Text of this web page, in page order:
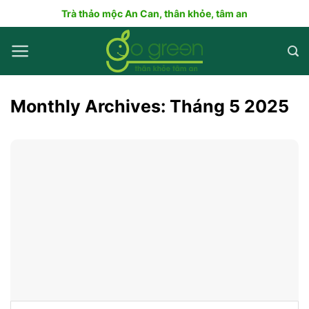
to
content
Trà thảo mộc An Can, thân khỏe, tâm an
Monthly Archives: Tháng 5 2025